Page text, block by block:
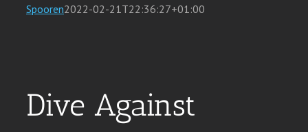
Spooren2022-02-21T22:36:27+01:00
Dive Against